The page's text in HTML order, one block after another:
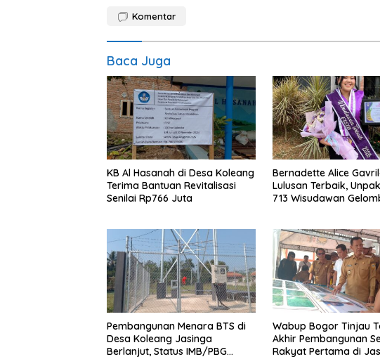
Komentar
Baca Juga
KB Al Hasanah di Desa Koleang
Terima Bantuan Revitalisasi
Senilai Rp766 Juta
Bernadette Alice
Lulusan Terbaik,
713 Wisudawan
Pembangunan Menara BTS di
Desa Koleang Jasinga
Berlanjut, Status IMB/PBG
Wabup Bogor Tinjau
Akhir Pembangunan
Rakyat Pertama di